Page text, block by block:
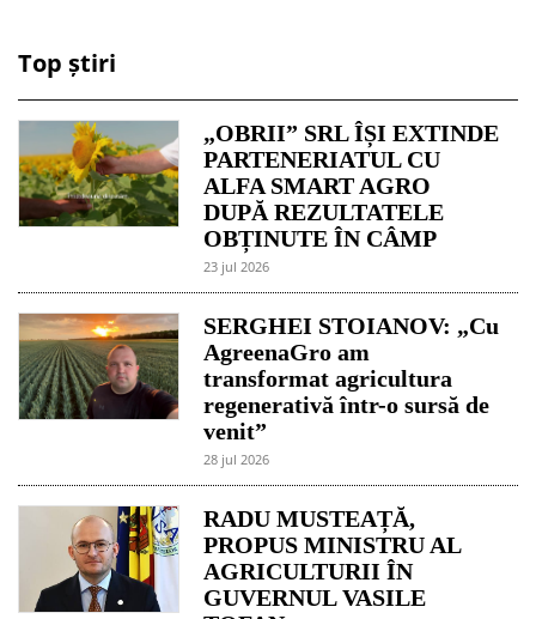
Top știri
„OBRII” SRL ÎȘI EXTINDE
PARTENERIATUL CU
ALFA SMART AGRO
DUPĂ REZULTATELE
OBȚINUTE ÎN CÂMP
23 jul 2026
SERGHEI STOIANOV: „Cu
AgreenaGro am
transformat agricultura
regenerativă într-o sursă de
venit”
28 jul 2026
RADU MUSTEAȚĂ,
PROPUS MINISTRU AL
AGRICULTURII ÎN
GUVERNUL VASILE